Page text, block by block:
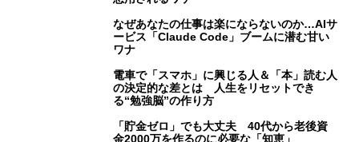
なぜあなたの仕事は楽にならないのか…AIサ
ービス「Claude Code」ブームに潜む甘い
ワナ
電車で「スマホ」に興じる人＆「本」読む人
の決定的な差とは 人生をリセットでき
る“勉強脳”の作り方
「貯金ゼロ」でも大丈夫 40代から老後資
金2000万を作るのに必要な「知恵」